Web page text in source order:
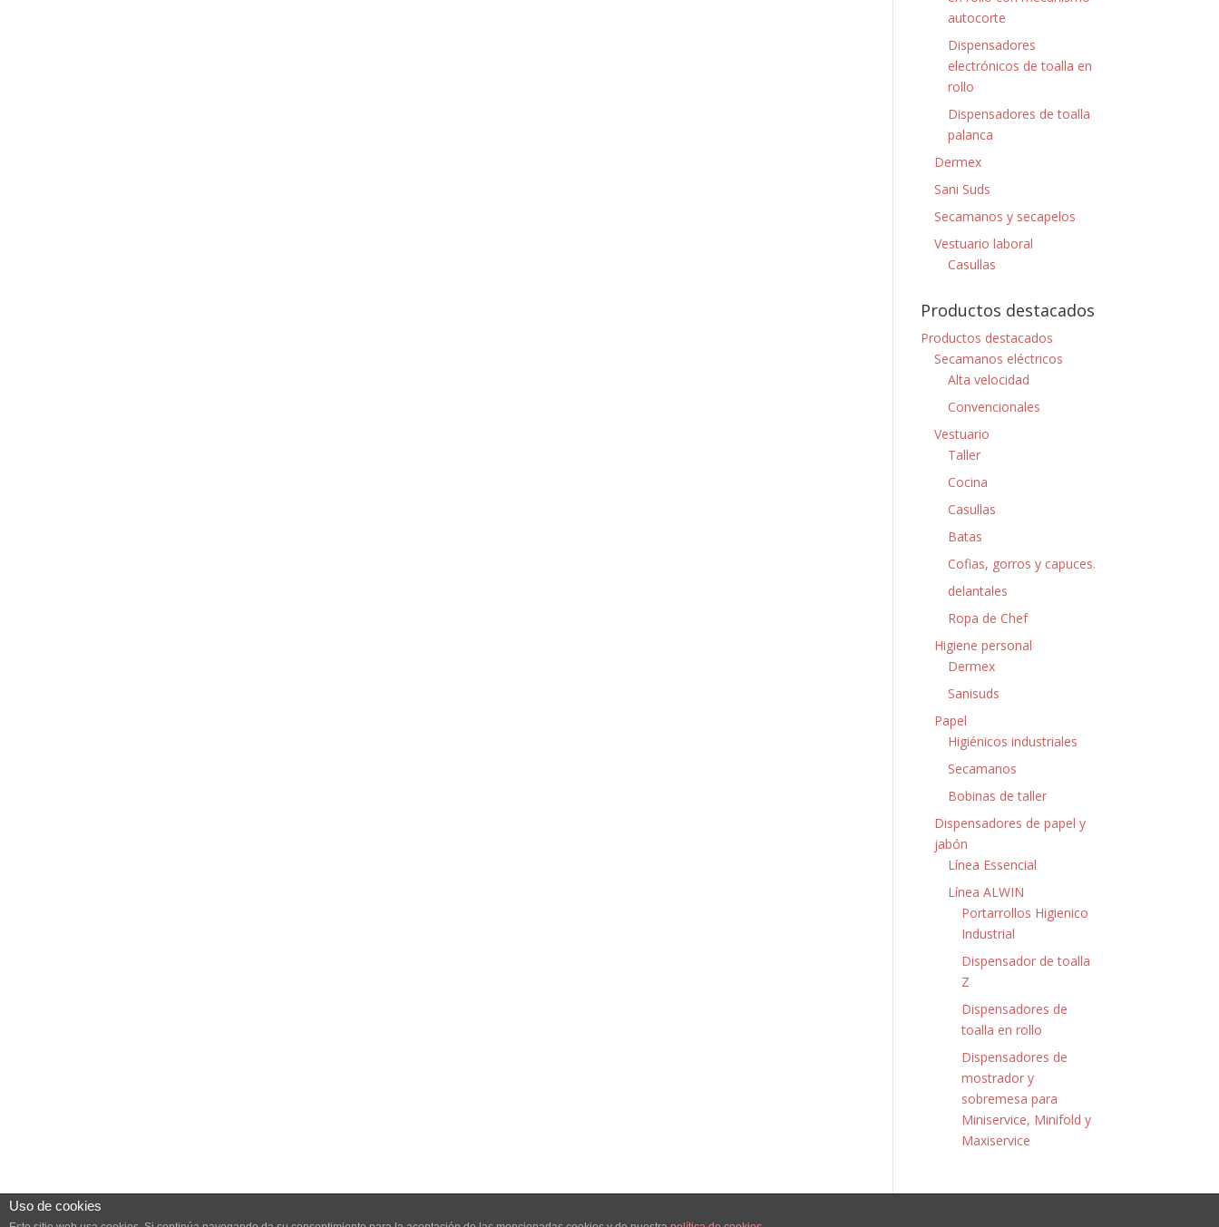
autocorte
Dispensadores
electrónicos de toalla en
rollo
Dispensadores de toalla
palanca
Dermex
Sani Suds
Secamanos y secapelos
Vestuario laboral
Casullas
Productos destacados
Productos destacados
Secamanos eléctricos
Alta velocidad
Convencionales
Vestuario
Taller
Cocina
Casullas
Batas
Cofias, gorros y capuces.
delantales
Ropa de Chef
Higiene personal
Dermex
Sanisuds
Papel
Higiénicos industriales
Secamanos
Bobinas de taller
Dispensadores de papel y
jabón
Línea Essencial
Línea ALWIN
Portarrollos Higienico
Industrial
Dispensador de toalla
Z
Dispensadores de
toalla en rollo
Dispensadores de
mostrador y
sobremesa para
Miniservice, Minifold y
Maxiservice
Uso de cookies